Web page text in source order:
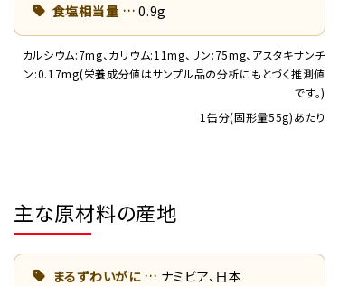
食塩相当量 0.9g
カルシウム:7mg、カリウム:11mg、リン:75mg、アスタキサンチ
ン:0.17mg(栄養成分値はサンプル品の分析にもとづく推測値
です。)
1缶分(固形量55g)あたり
主な原材料の産地
まるずわいがに ナミビア、日本